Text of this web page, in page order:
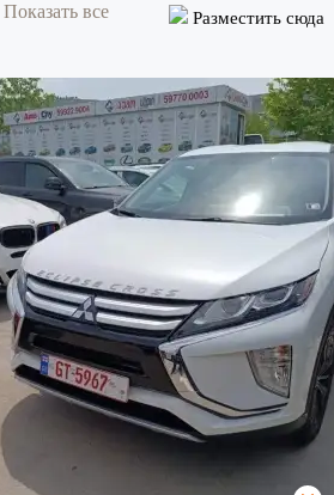
Показать все
Разместить сюда